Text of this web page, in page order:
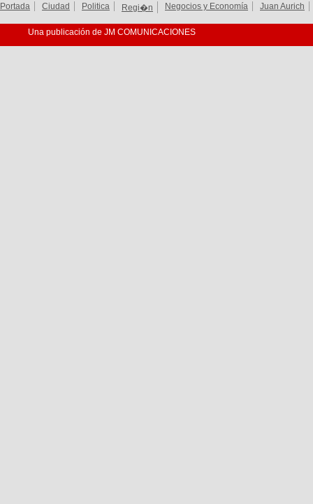
Portada Ciudad Politica Regi�n Negocios y Economía Juan Aurich
Una publicación de JM COMUNICACIONES